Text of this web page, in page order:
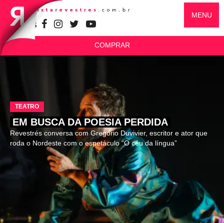
SIGA-NOS
MENU
COMPRAR
TEATRO
EM BUSCA DA POESIA PERDIDA
Revestrés conversa com Gregório Duvivier, escritor e ator que
roda o Nordeste com o espetáculo “O céu da língua”